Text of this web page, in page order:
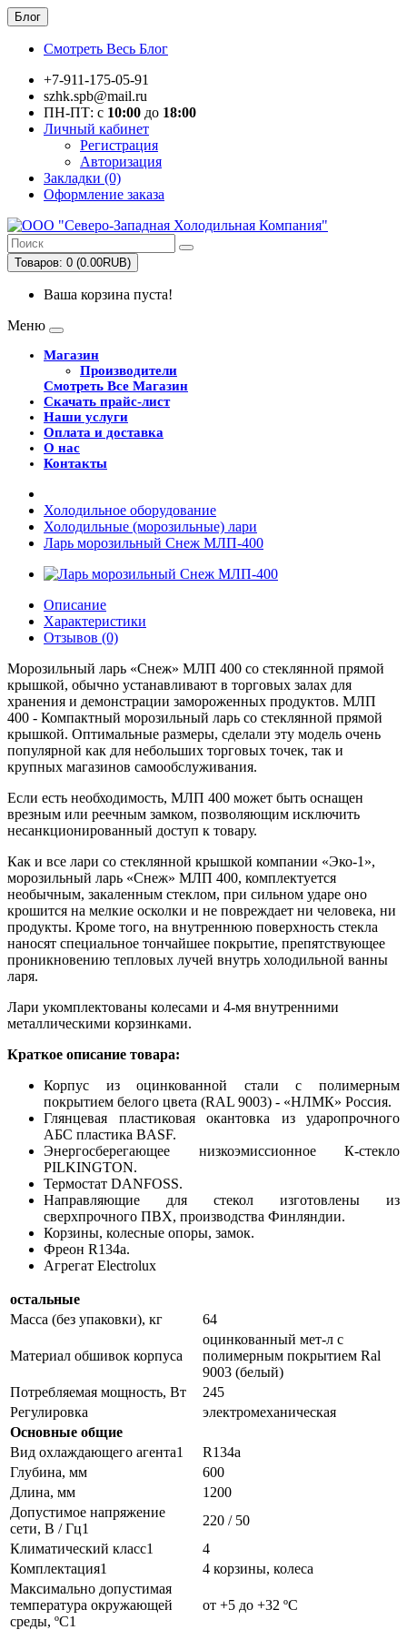
Блог
Смотреть Весь Блог
+7-911-175-05-91
szhk.spb@mail.ru
ПН-ПТ: с 10:00 до 18:00
Личный кабинет
Регистрация
Авторизация
Закладки (0)
Оформление заказа
Товаров: 0 (0.00RUB)
Ваша корзина пуста!
Меню
Магазин
Производители
Смотреть Все Магазин
Скачать прайс-лист
Наши услуги
Оплата и доставка
О нас
Контакты
Холодильное оборудование
Холодильные (морозильные) лари
Ларь морозильный Снеж МЛП-400
Описание
Характеристики
Отзывов (0)
Морозильный ларь «Снеж» МЛП 400 со стеклянной прямой
крышкой, обычно устанавливают в торговых залах для
хранения и демонстрации замороженных продуктов. МЛП
400 - Компактный морозильный ларь со стеклянной прямой
крышкой. Оптимальные размеры, сделали эту модель очень
популярной как для небольших торговых точек, так и
крупных магазинов самообслуживания.
Если есть необходимость, МЛП 400 может быть оснащен
врезным или реечным замком, позволяющим исключить
несанкционированный доступ к товару.
Как и все лари со стеклянной крышкой компании «Эко-1»,
морозильный ларь «Снеж» МЛП 400, комплектуется
необычным, закаленным стеклом, при сильном ударе оно
крошится на мелкие осколки и не повреждает ни человека, ни
продукты. Кроме того, на внутреннюю поверхность стекла
наносят специальное тончайшее покрытие, препятствующее
проникновению тепловых лучей внутрь холодильной ванны
ларя.
Лари укомплектованы колесами и 4-мя внутренними
металлическими корзинками.
Краткое описание товара:
Корпус из оцинкованной стали с полимерным
покрытием белого цвета (RAL 9003) - «НЛМК» Россия.
Глянцевая пластиковая окантовка из ударопрочного
АБС пластика BASF.
Энергосберегающее низкоэмиссионное К-стекло
PILKINGTON.
Термостат DANFOSS.
Направляющие для стекол изготовлены из
сверхпрочного ПВХ, производства Финляндии.
Корзины, колесные опоры, замок.
Фреон R134a.
Агрегат Electrolux
остальные
Масса (без упаковки), кг
64
Материал обшивок корпуса
оцинкованный мет-л с
полимерным покрытием Ral
9003 (белый)
Потребляемая мощность, Вт
245
Регулировка
электромеханическая
Основные общие
Вид охлаждающего агента1
R134a
Глубина, мм
600
Длина, мм
1200
Допустимое напряжение
сети, В / Гц1
220 / 50
Климатический класс1
4
Комплектация1
4 корзины, колеса
Максимально допустимая
температура окружающей
среды, ºC1
от +5 до +32 ºC